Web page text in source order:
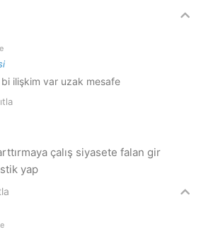
ilişkim var uzak mesafe
çalış siyasete falan gir
yap